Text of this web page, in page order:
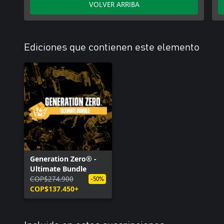
VOLVER ARRIBA
Ediciones que contienen este elemento
Generation Zero® -
Ultimate Bundle
COP$274.900
COP$137.450+
-50%